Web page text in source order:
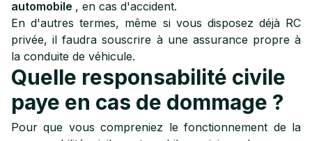
automobile , en cas d'accident.
En d'autres termes, même si vous disposez déjà RC
privée, il faudra souscrire à une assurance propre à
la conduite de véhicule.
Quelle responsabilité civile
paye en cas de dommage ?
Pour que vous compreniez le fonctionnement de la